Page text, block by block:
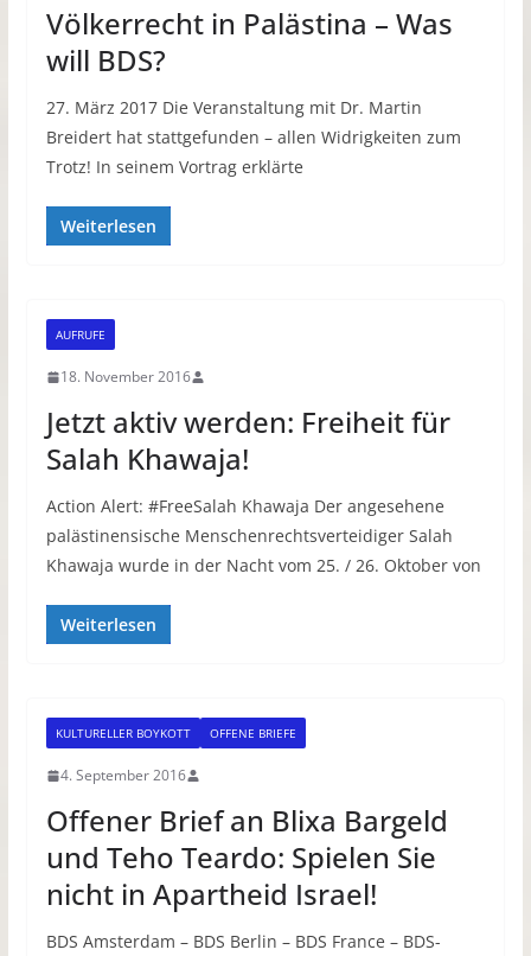
Völkerrecht in Palästina – Was
will BDS?
27. März 2017 Die Veranstaltung mit Dr. Martin
Breidert hat stattgefunden – allen Widrigkeiten zum
Trotz! In seinem Vortrag erklärte
Weiterlesen
AUFRUFE
18. November 2016
Jetzt aktiv werden: Freiheit für
Salah Khawaja!
Action Alert: #FreeSalah Khawaja Der angesehene
palästinensische Menschenrechtsverteidiger Salah
Khawaja wurde in der Nacht vom 25. / 26. Oktober von
Weiterlesen
KULTURELLER BOYKOTT OFFENE BRIEFE
4. September 2016
Offener Brief an Blixa Bargeld
und Teho Teardo: Spielen Sie
nicht in Apartheid Israel!
BDS Amsterdam – BDS Berlin – BDS France – BDS-